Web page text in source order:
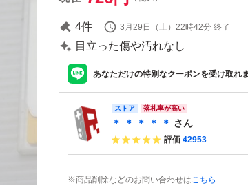
4件 3月29日（土）22時42分 終了
目立った傷や汚れなし
あなただけの特別なクーポンを受け取れ
ストア 落札率が高い
＊ ＊ ＊ ＊ ＊ さん
評価 42953
※商品削除などのお問い合わせはこちら